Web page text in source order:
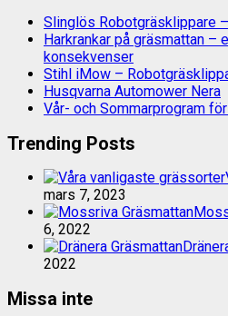
Slinglös Robotgräsklippare
Harkrankar på gräsmattan –
konsekvenser
Stihl iMow –
Husqvarna Automower Nera
Vår- och Sommarprogram
Trending Posts
mars 7, 2023
6, 2022
2022
Missa inte